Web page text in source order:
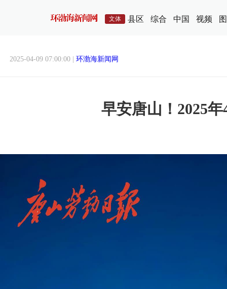
文体 县区 综合 中国 视频
2025-04-09 07:00:00 | 环渤海新闻网
早安唐山！2025年